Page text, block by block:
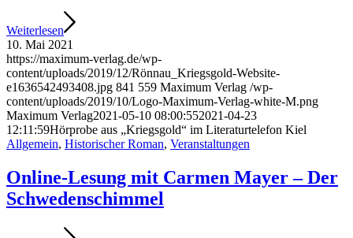
Weiterlesen
10. Mai 2021
https://maximum-verlag.de/wp-
content/uploads/2019/12/Rönnau_Kriegsgold-Website-
e1636542493408.jpg 841 559 Maximum Verlag /wp-
content/uploads/2019/10/Logo-Maximum-Verlag-white-M.png
Maximum Verlag2021-05-10 08:00:552021-04-23
12:11:59Hörprobe aus „Kriegsgold“ im Literaturtelefon Kiel
Allgemein, Historischer Roman, Veranstaltungen
Online-Lesung mit Carmen Mayer – Der
Schwedenschimmel